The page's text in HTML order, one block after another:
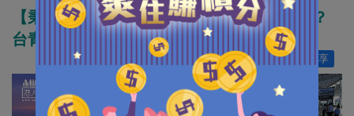
【秉文觀新】台式笑話「大陸高鐵沒靠背」？
台青真實見證撕碎民進黨謊言
分享
讚好 14